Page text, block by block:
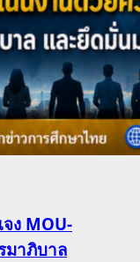
ง MOU-
มาภิบาล